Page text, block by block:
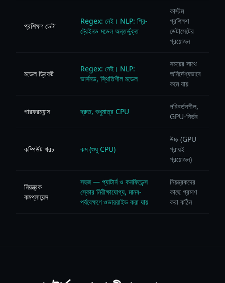
প্রশিক্ষণ ডেটা
Regex: নেই। NLP: প্রি-
ট্রেইনড মডেল অন্তর্ভুক্ত
কাস্টম
প্রশিক্ষণ
ডেটাসেটের
প্রয়োজন
মডেল ড্রিফট
Regex: নেই। NLP:
ভার্সনড, স্থিতিশীল মডেল
সময়ের সাথে
অনির্দেশ্যভাবে
কমে যায়
পারফরম্যান্স দ্রুত, শুধুমাত্র CPU
পরিবর্তনশীল,
GPU-নির্ভর
কম্পিউট খরচ কম (শুধু CPU)
উচ্চ (GPU
প্রায়ই
প্রয়োজন)
নিয়ন্ত্রক
কমপ্লায়েন্স
সহজ — প্যাটার্ন ও কনফিডেন্স
স্কোর নিরীক্ষাযোগ্য, মানব-
পর্যবেক্ষণে ওভাররাইড করা যায়
নিয়ন্ত্রকদের
কাছে প্রমাণ
করা কঠিন